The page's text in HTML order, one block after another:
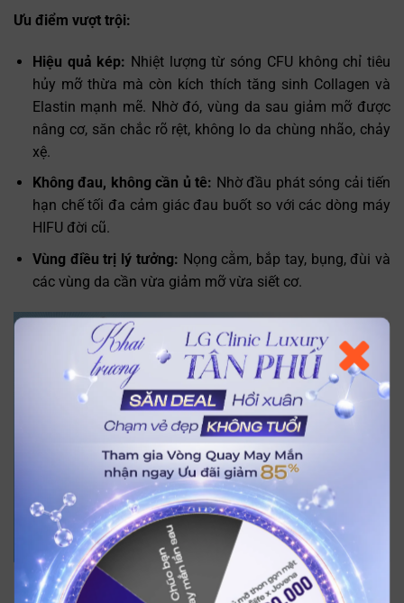
Ưu điểm vượt trội:
Hiệu quả kép: Nhiệt lượng từ sóng CFU không chỉ tiêu
hủy mỡ thừa mà còn kích thích tăng sinh Collagen và
Elastin mạnh mẽ. Nhờ đó, vùng da sau giảm mỡ được
nâng cơ, săn chắc rõ rệt, không lo da chùng nhão, chảy
xệ.
Không đau, không cần ủ tê: Nhờ đầu phát sóng cải tiến
hạn chế tối đa cảm giác đau buốt so với các dòng máy
HIFU đời cũ.
Vùng điều trị lý tưởng: Nọng cằm, bắp tay, bụng, đùi và
các vùng da cần vừa giảm mỡ vừa siết cơ.